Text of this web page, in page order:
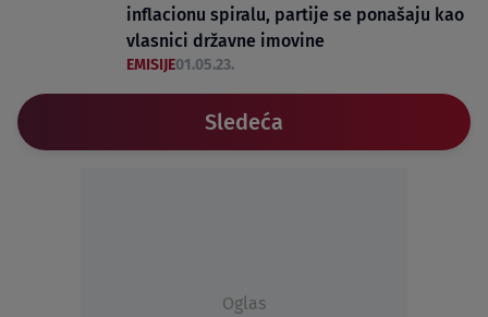
inflacionu spiralu, partije se ponašaju kao
vlasnici državne imovine
EMISIJE01.05.23.
Sledeća
Oglas